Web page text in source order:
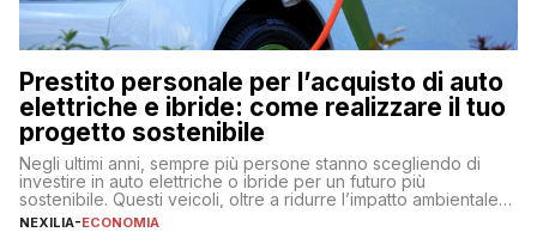
Prestito personale per l’acquisto di auto
elettriche e ibride: come realizzare il tuo
progetto sostenibile
Negli ultimi anni, sempre più persone stanno scegliendo di
investire in auto elettriche o ibride per un futuro più
sostenibile. Questi veicoli, oltre a ridurre l’impatto ambientale,
offrono vantaggi economici a lungo termine, come minori costi
NEXILIA-ECONOMIA